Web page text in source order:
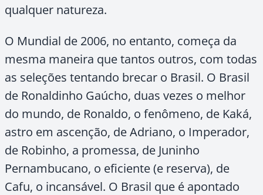
qualquer natureza.
O Mundial de 2006, no entanto, começa da
mesma maneira que tantos outros, com todas
as seleções tentando brecar o Brasil. O Brasil
de Ronaldinho Gaúcho, duas vezes o melhor
do mundo, de Ronaldo, o fenômeno, de Kaká,
astro em ascenção, de Adriano, o Imperador,
de Robinho, a promessa, de Juninho
Pernambucano, o eficiente (e reserva), de
Cafu, o incansável. O Brasil que é apontado